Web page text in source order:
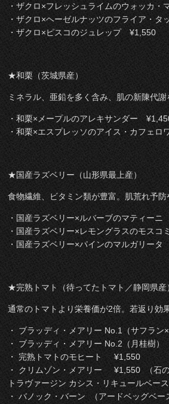
・ザクロ×フレッシュライムのウォッカ
・ザクロ×ヘーゼルナッツのフライア・
・ザクロ×ピスコのジュレップ ¥1,550
★和栗（茨城県産）
ミネラル、亜鉛を多く含み、肌の新陳代謝
・和栗×メープルのアレキサンダー
・和栗×エスプレッソのアイス・カフェ
★国産ラズベリー（山形県最上産）
食物繊維、ビタミン類が豊富。肌荒れ予防
・国産ラズベリー×ルバーブのマティー
・国産ラズベリー×レモングラスのモス
・国産ラズベリー×パインのマルガリー
★完熟トマト（待ってたトマト／静岡県産
通常のトマトより栄養価が2倍。若返り効
・ ブラッディ・メアリー No.1（サフラ
・ ブラッディ・メアリー No.2（月桂樹
・ 完熟トマトのモヒート ¥1,550
・ クリムゾン・メアリー ¥1,550 （石
トラヴァージン カシス・リキュールベース
・ バノック・バーン （アードベッグベ